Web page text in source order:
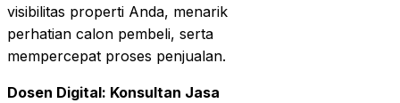
visibilitas properti Anda, menarik
perhatian calon pembeli, serta
mempercepat proses penjualan.
Dosen Digital: Konsultan Jasa